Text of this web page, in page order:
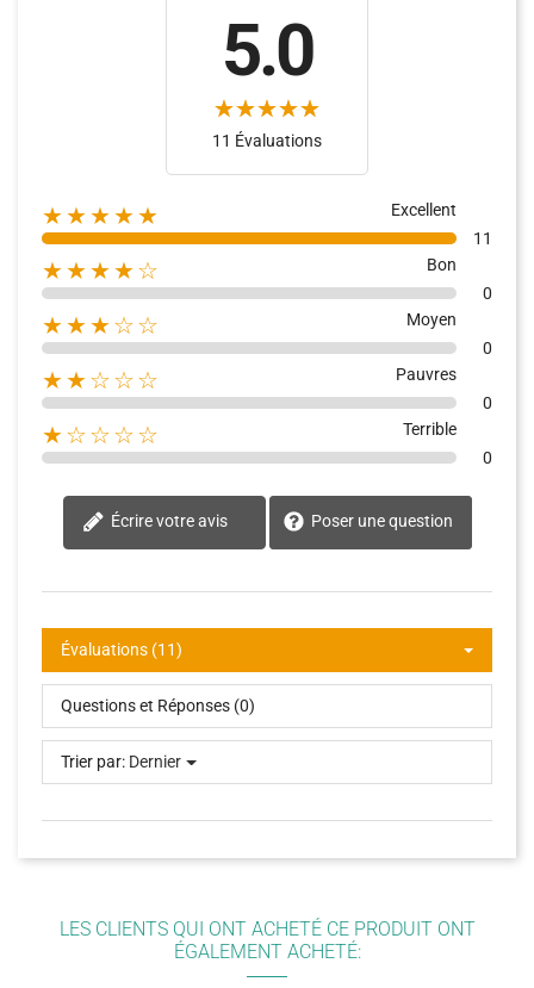
5.0
11 Évaluations
★★★★★
Excellent
11
★★★★☆
Bon
0
★★★☆☆
Moyen
0
★★☆☆☆
Pauvres
0
★☆☆☆☆
Terrible
0
Écrire votre avis Poser une question
Évaluations (11)
Questions et Réponses (0)
Trier par: Dernier
LES CLIENTS QUI ONT ACHETÉ CE PRODUIT ONT
ÉGALEMENT ACHETÉ: